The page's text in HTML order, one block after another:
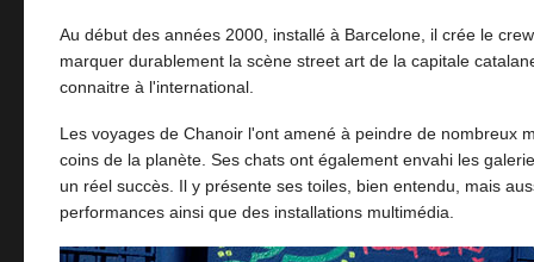
Au début des années 2000, installé à Barcelone, il crée le
marquer durablement la scène street art de la capitale
connaitre à l'international.
Les voyages de Chanoir l'ont amené à peindre de nombreux
coins de la planète. Ses chats ont également envahi les
un réel succès. Il y présente ses toiles, bien entendu, mais
performances ainsi que des installations multimédia.